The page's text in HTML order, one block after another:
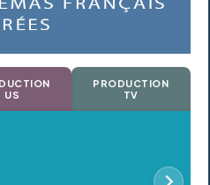
US
PRODUCTION
TV